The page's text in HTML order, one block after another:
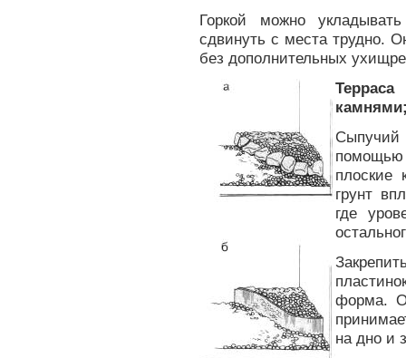
Горкой можно
сдвинуть с места трудно.
без дополнительных
плоские
грунт
где
форма.
на дно и